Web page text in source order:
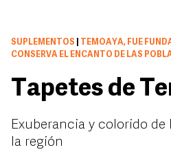
SUPLEMENTOS
TEMOAYA, FUE
CONSERVA EL ENCANTO DE LAS
Tapetes de
Exuberancia y colorido de
la región